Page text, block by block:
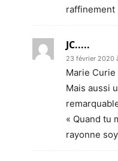
raffinement
JC.....
23 février 2020
Marie
Mais aussi
« Quand tu
rayonne